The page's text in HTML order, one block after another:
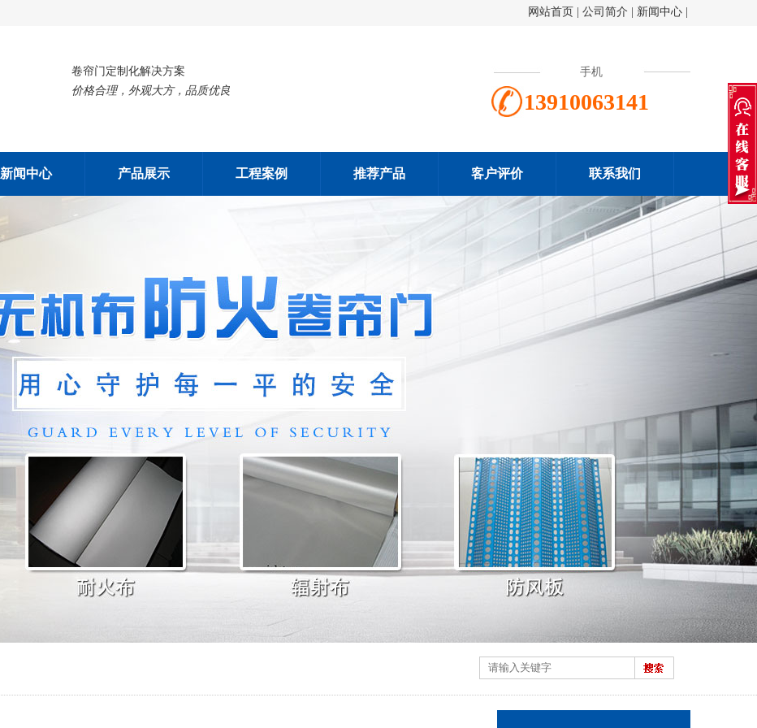
网站首页 公司简介 新闻中心
卷帘门定制化解决方案
价格合理，外观大方，品质优良
手机
13910063141
新闻中心 产品展示 工程案例 推荐产品 客户评价 联系我们